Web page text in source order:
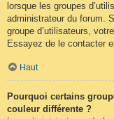
lorsque les groupes
administrateur du forum.
groupe d’utilisateurs,
Essayez de le contacter
Haut
Pourquoi certains
couleur différente ?